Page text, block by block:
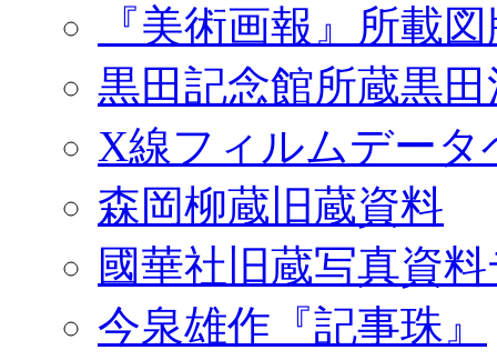
『美術画報』所載
黒田記念館所蔵黒
X線フィルムデータ
森岡柳蔵旧蔵資料
國華社旧蔵写真資
今泉雄作『記事珠』